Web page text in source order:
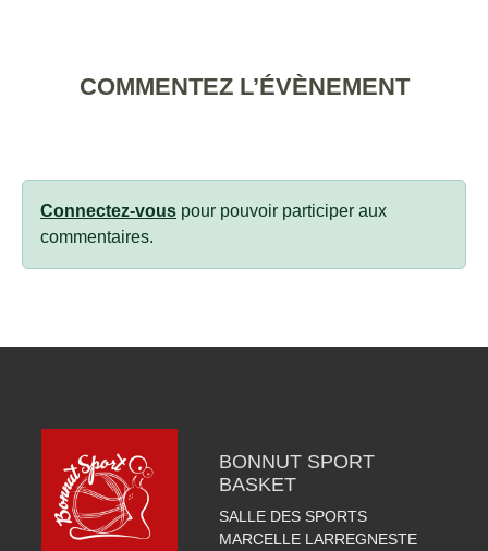
COMMENTEZ L’ÉVÈNEMENT
Connectez-vous pour pouvoir participer aux
commentaires.
BONNUT SPORT
BASKET
SALLE DES SPORTS
MARCELLE LARREGNESTE